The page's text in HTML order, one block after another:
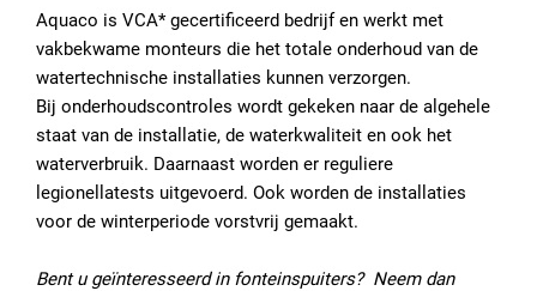
Aquaco is VCA* gecertificeerd bedrijf en werkt met
vakbekwame monteurs die het totale onderhoud van de
watertechnische installaties kunnen verzorgen.
Bij onderhoudscontroles wordt gekeken naar de algehele
staat van de installatie, de waterkwaliteit en ook het
waterverbruik. Daarnaast worden er reguliere
legionellatests uitgevoerd. Ook worden de installaties
voor de winterperiode vorstvrij gemaakt.
Bent u geïnteresseerd in fonteinspuiters? Neem dan